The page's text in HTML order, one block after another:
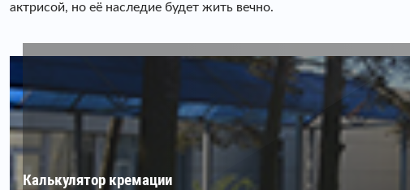
актрисой, но её наследие будет жить вечно.
Калькулятор кремации